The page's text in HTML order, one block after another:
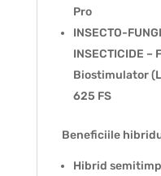
Pro
INSECTO-
INSECTICIDE
Biostimulator
625 FS
Beneficiile
Hibrid